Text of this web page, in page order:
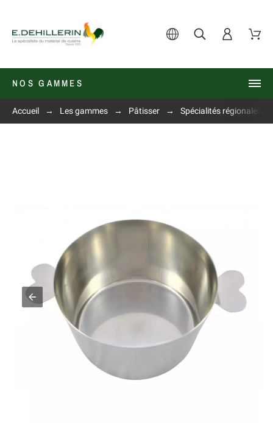
NOS GAMMES
Accueil Les gammes Pâtisser Spécialités régionales